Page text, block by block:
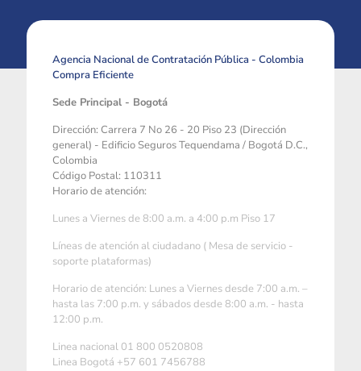
Agencia Nacional de Contratación Pública - Colombia
Compra Eficiente
Sede Principal - Bogotá
Dirección: Carrera 7 No 26 - 20 Piso 23 (Dirección
general) - Edificio Seguros Tequendama / Bogotá D.C.,
Colombia
Código Postal: 110311
Horario de atención:
Lunes a Viernes de 8:00 a.m. a 4:00 p.m Piso 17
Líneas de atención al ciudadano ( Mesa de servicio -
soporte plataformas)
Horario de atención: Lunes a Viernes desde 7:00 a.m. –
hasta las 7:00 p.m. y sábados desde 8:00 a.m. - hasta
12:00 p.m.
Linea nacional 01 800 0520808
Linea Bogotá +57 601 7456788